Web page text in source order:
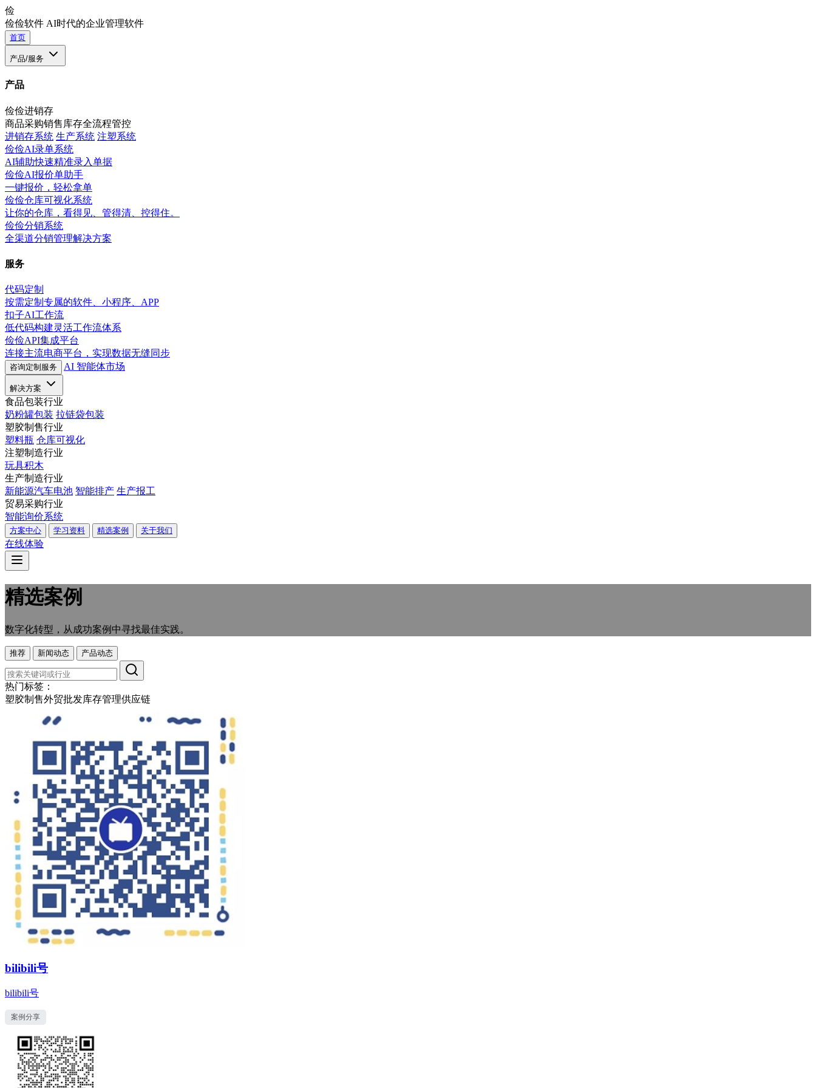
俭
俭俭软件 AI时代的企业管理软件
首页
产品/服务
产品
俭俭进销存
商品采购销售库存全流程管控
进销存系统 生产系统 注塑系统
俭俭AI录单系统
AI辅助快速精准录入单据
俭俭AI报价单助手
一键报价，轻松拿单
俭俭仓库可视化系统
让你的仓库，看得见、管得清、控得住。
俭俭分销系统
全渠道分销管理解决方案
服务
代码定制
按需定制专属的软件、小程序、APP
扣子AI工作流
低代码构建灵活工作流体系
俭俭API集成平台
连接主流电商平台，实现数据无缝同步
咨询定制服务 AI 智能体市场
解决方案
食品包装行业
奶粉罐包装 拉链袋包装
塑胶制售行业
塑料瓶 仓库可视化
注塑制造行业
玩具积木
生产制造行业
新能源汽车电池 智能排产 生产报工
贸易采购行业
智能询价系统
方案中心 学习资料 精选案例 关于我们
在线体验
精选案例
数字化转型，从成功案例中寻找最佳实践。
推荐 新闻动态 产品动态
热门标签：
塑胶制售外贸批发库存管理供应链
bilibili号
bilibili号
案例分享